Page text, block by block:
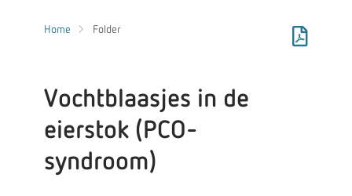
Home Folder
Vochtblaasjes in de
eierstok (PCO-
syndroom)